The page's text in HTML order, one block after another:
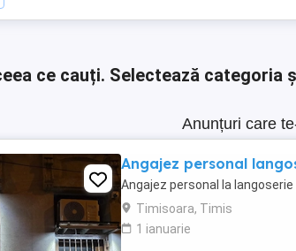
ce cauți. Selectează categoria
Anunțuri care
Angajez personal
Angajez personal la langoserie
Timisoara, Timis
1 ianuarie